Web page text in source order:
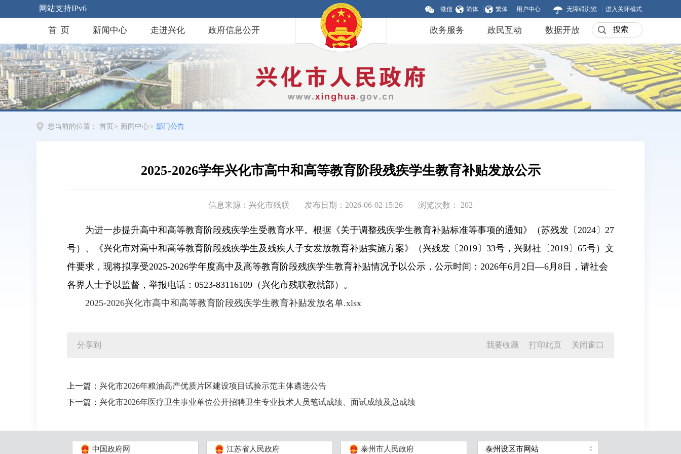
网站支持IPv6 微信 简体 繁体 用户中心 无障碍浏览 进入关怀模式
首 页 新闻中心 走进兴化 政府信息公开 政务服务 政民互动 数据开放
您当前的位置： 首页 > 新闻中心> 部门公告
2025-2026学年兴化市高中和高等教育阶段残疾学生教育补贴发放公示
信息来源：兴化市残联 发布日期：2026-06-02 15:26 浏览次数： 202
为进一步提升高中和高等教育阶段残疾学生受教育水平。根据《关于调整残疾学生教育补贴标准等事项的通知》（苏残发〔2024〕27
号）、《兴化市对高中和高等教育阶段残疾学生及残疾人子女发放教育补贴实施方案》（兴残发〔2019〕33号，兴财社〔2019〕65号）文
件要求，现将拟享受2025-2026学年度高中及高等教育阶段残疾学生教育补贴情况予以公示，公示时间：2026年6月2日—6月8日，请社会
各界人士予以监督，举报电话：0523-83116109（兴化市残联教就部）。
2025-2026兴化市高中和高等教育阶段残疾学生教育补贴发放名单.xlsx
分享到 我要收藏 打印此页 关闭窗口
上一篇： 兴化市2026年粮油高产优质片区建设项目试验示范主体遴选公告
下一篇： 兴化市2026年医疗卫生事业单位公开招聘卫生专业技术人员笔试成绩、面试成绩及总成绩
中国政府网 江苏省人民政府 泰州市人民政府 泰州设区市网站